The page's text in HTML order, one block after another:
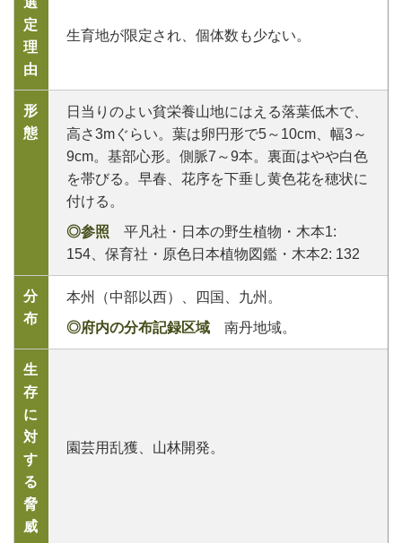
定
理
由
生育地が限定され、個体数も少ない。
形
態
日当りのよい貧栄養山地にはえる落葉低木で、
高さ3mぐらい。葉は卵円形で5～10cm、幅3～
9cm。基部心形。側脈7～9本。裏面はやや白色
を帯びる。早春、花序を下垂し黄色花を穂状に
付ける。
◎参照 平凡社・日本の野生植物・木本1:
154、保育社・原色日本植物図鑑・木本2: 132
分
布
本州（中部以西）、四国、九州。
◎府内の分布記録区域 南丹地域。
生
存
に
対
す
る
脅
威
園芸用乱獲、山林開発。